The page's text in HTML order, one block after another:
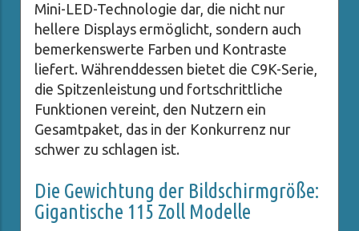
Mini-LED-Technologie dar, die nicht nur
hellere Displays ermöglicht, sondern auch
bemerkenswerte Farben und Kontraste
liefert. Währenddessen bietet die C9K-Serie,
die Spitzenleistung und fortschrittliche
Funktionen vereint, den Nutzern ein
Gesamtpaket, das in der Konkurrenz nur
schwer zu schlagen ist.
Die Gewichtung der Bildschirmgröße:
Gigantische 115 Zoll Modelle